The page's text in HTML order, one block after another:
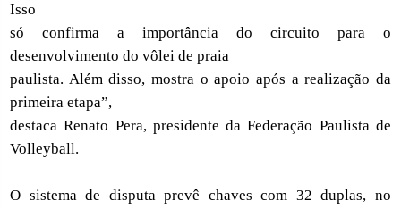
Isso
só confirma a importância do circuito para o
desenvolvimento do vôlei de praia
paulista. Além disso, mostra o apoio após a realização da
primeira etapa”,
destaca Renato Pera, presidente da Federação Paulista de
Volleyball.
O sistema de disputa prevê chaves com 32 duplas, no